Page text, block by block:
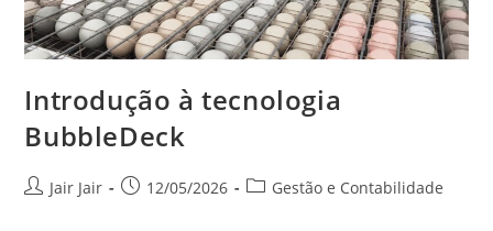
Introdução à tecnologia
BubbleDeck
Jair Jair 12/05/2026 Gestão e Contabilidade